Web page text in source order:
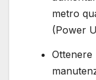
metro
(Power
Ottenere